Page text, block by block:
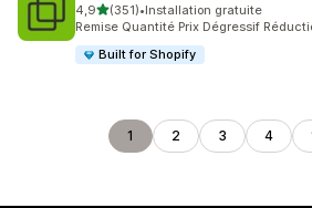
4,9étoile(s) sur 5
(351)
351 avis au total
•Installation gratuite
Remise Quantité Prix Dégressif
Built for Shopify
1 2 3 4